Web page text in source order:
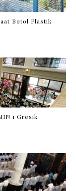
Botol Plastik
1 Gresik